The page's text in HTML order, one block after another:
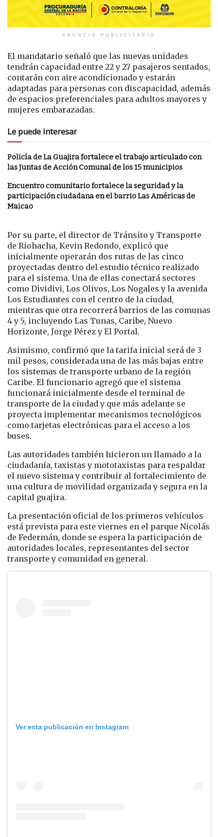
ANUNCIO PUBLICITARIO
El mandatario señaló que las nuevas unidades
tendrán capacidad entre 22 y 27 pasajeros sentados,
contarán con aire acondicionado y estarán
adaptadas para personas con discapacidad, además
de espacios preferenciales para adultos mayores y
mujeres embarazadas.
Le puede interesar
Policía de La Guajira fortalece el trabajo articulado con
las Juntas de Acción Comunal de los 15 municipios
Encuentro comunitario fortalece la seguridad y la
participación ciudadana en el barrio Las Américas de
Maicao
Por su parte, el director de Tránsito y Transporte
de Riohacha, Kevin Redondo, explicó que
inicialmente operarán dos rutas de las cinco
proyectadas dentro del estudio técnico realizado
para el sistema. Una de ellas conectará sectores
como Dividivi, Los Olivos, Los Nogales y la avenida
Los Estudiantes con el centro de la ciudad,
mientras que otra recorrerá barrios de las comunas
4 y 5, incluyendo Las Tunas, Caribe, Nuevo
Horizonte, Jorge Pérez y El Portal.
Asimismo, confirmó que la tarifa inicial será de 3
mil pesos, considerada una de las más bajas entre
los sistemas de transporte urbano de la región
Caribe. El funcionario agregó que el sistema
funcionará inicialmente desde el terminal de
transporte de la ciudad y que más adelante se
proyecta implementar mecanismos tecnológicos
como tarjetas electrónicas para el acceso a los
buses.
Las autoridades también hicieron un llamado a la
ciudadanía, taxistas y mototaxistas para respaldar
el nuevo sistema y contribuir al fortalecimiento de
una cultura de movilidad organizada y segura en la
capital guajira.
La presentación oficial de los primeros vehículos
está prevista para este viernes en el parque Nicolás
de Federmán, donde se espera la participación de
autoridades locales, representantes del sector
transporte y comunidad en general.
Ver esta publicación en Instagram